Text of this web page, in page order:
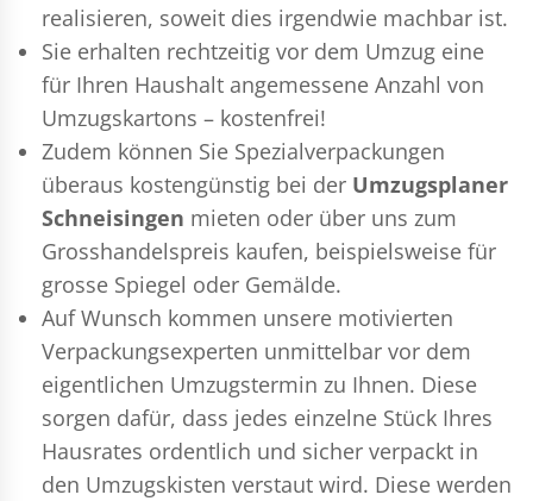
realisieren, soweit dies irgendwie machbar ist.
Sie erhalten rechtzeitig vor dem Umzug eine
für Ihren Haushalt angemessene Anzahl von
Umzugskartons – kostenfrei!
Zudem können Sie Spezialverpackungen
überaus kostengünstig bei der Umzugsplaner
Schneisingen mieten oder über uns zum
Grosshandelspreis kaufen, beispielsweise für
grosse Spiegel oder Gemälde.
Auf Wunsch kommen unsere motivierten
Verpackungsexperten unmittelbar vor dem
eigentlichen Umzugstermin zu Ihnen. Diese
sorgen dafür, dass jedes einzelne Stück Ihres
Hausrates ordentlich und sicher verpackt in
den Umzugskisten verstaut wird. Diese werden